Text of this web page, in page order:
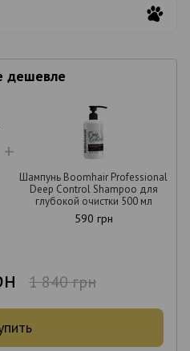
дешевле
Шампунь Boomhair Professional
Deep Control Shampoo для
глубокой очистки 500 мл
590 грн
1 840 грн